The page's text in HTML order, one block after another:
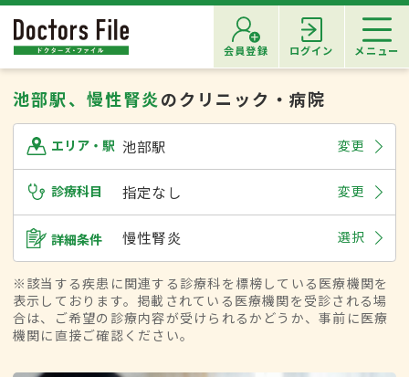
会員登録 ログイン メニュー
池部駅、慢性腎炎のクリニック・病院
エリア・駅 池部駅 変更
診療科目 指定なし 変更
詳細条件 慢性腎炎 選択
※該当する疾患に関連する診療科を標榜している医療機関を
表示しております。掲載されている医療機関を受診される場
合は、ご希望の診療内容が受けられるかどうか、事前に医療
機関に直接ご確認ください。